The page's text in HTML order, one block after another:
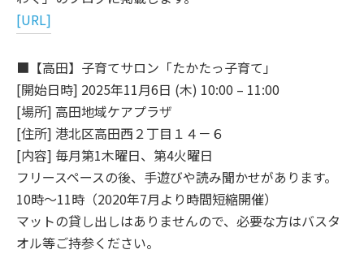
[URL]
■【高田】子育てサロン「たかたっ子育て」
[開始日時] 2025年11月6日 (木) 10:00 – 11:00
[場所] 高田地域ケアプラザ
[住所] 港北区高田西２丁目１４－６
[内容] 毎月第1木曜日、第4火曜日
フリースペースの後、手遊びや読み聞かせがあります。
10時～11時（2020年7月より時間短縮開催）
マットの貸し出しはありませんので、必要な方はバスタ
オル等ご持参ください。